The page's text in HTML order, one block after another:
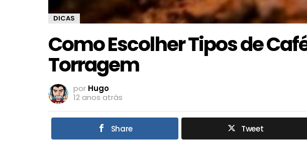
DICAS
Como Escolher Tipos de
Torragem
por Hugo
12 anos atrás
Share Tweet